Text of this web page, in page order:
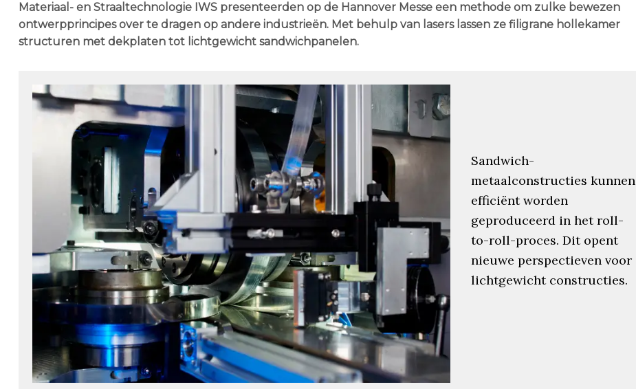
Materiaal- en Straaltechnologie IWS presenteerden op de Hannover Messe een methode om zulke bewezen
ontwerpprincipes over te dragen op andere industrieën. Met behulp van lasers lassen ze filigrane hollekamer
structuren met dekplaten tot lichtgewicht sandwichpanelen.
Sandwich-
metaalconstructies kunnen
efficiënt worden
geproduceerd in het roll-
to-roll-proces. Dit opent
nieuwe perspectieven voor
lichtgewicht constructies.